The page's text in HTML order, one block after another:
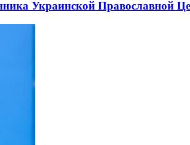
Украинской Православной